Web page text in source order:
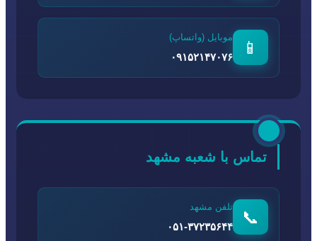
📱
موبایل (واتساپ)
۰۹۱۵۲۱۴۷۰۷۶
تماس با شعبه مشهد
📞
تلفن مشهد
۰۵۱-۳۷۲۳۵۶۴۴